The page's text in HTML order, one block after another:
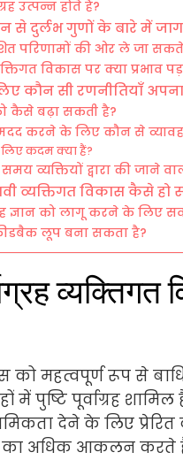
उत्पन्न होते हैं?
से दुर्लभ गुणों के बारे में
परिणामों की ओर ले जा
विकास पर क्या प्रभाव
कौन सी रणनीतियाँ
कैसे बढ़ा सकती है?
करने के लिए कौन से
कदम क्या हैं?
व्यक्तियों द्वारा की जाने
व्यक्तिगत विकास कैसे हो
ज्ञान को लागू करने के लिए
लूप बना सकता है?
व्यक्तिगत
को महत्वपूर्ण रूप से
में पुष्टि पूर्वाग्रह शामिल
देने के लिए
अधिक आकलन करते हैं।